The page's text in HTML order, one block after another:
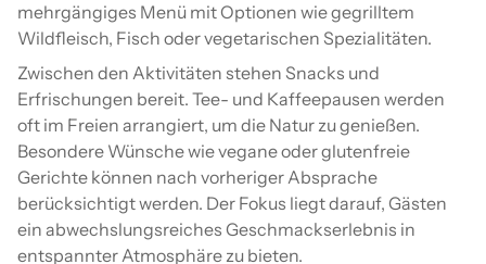
mehrgängiges Menü mit Optionen wie gegrilltem
Wildfleisch, Fisch oder vegetarischen Spezialitäten.
Zwischen den Aktivitäten stehen Snacks und
Erfrischungen bereit. Tee- und Kaffeepausen werden
oft im Freien arrangiert, um die Natur zu genießen.
Besondere Wünsche wie vegane oder glutenfreie
Gerichte können nach vorheriger Absprache
berücksichtigt werden. Der Fokus liegt darauf, Gästen
ein abwechslungsreiches Geschmackserlebnis in
entspannter Atmosphäre zu bieten.